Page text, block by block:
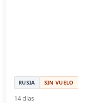
RUSIA SIN VUELO
14 días